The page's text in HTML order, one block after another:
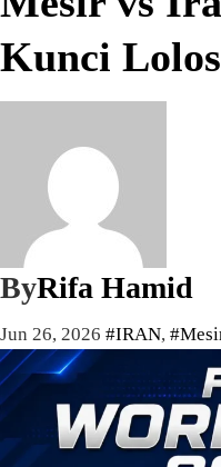
Kunci
ByRifa Hamid
Jun 26, 2026 #IRAN,